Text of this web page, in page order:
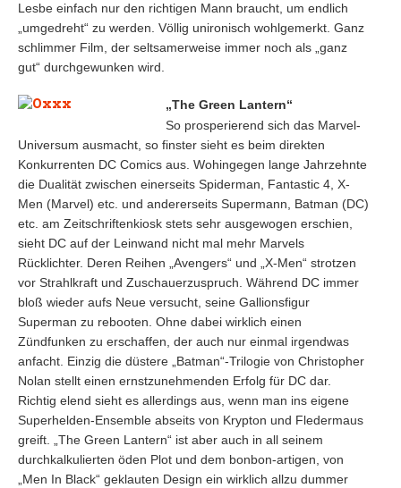
Lesbe einfach nur den richtigen Mann braucht, um endlich
„umgedreht“ zu werden. Völlig unironisch wohlgemerkt. Ganz
schlimmer Film, der seltsamerweise immer noch als „ganz
gut“ durchgewunken wird.
„The Green Lantern“
So prosperierend sich das Marvel-
Universum ausmacht, so finster sieht es beim direkten
Konkurrenten DC Comics aus. Wohingegen lange Jahrzehnte
die Dualität zwischen einerseits Spiderman, Fantastic 4, X-
Men (Marvel) etc. und andererseits Supermann, Batman (DC)
etc. am Zeitschriftenkiosk stets sehr ausgewogen erschien,
sieht DC auf der Leinwand nicht mal mehr Marvels
Rücklichter. Deren Reihen „Avengers“ und „X-Men“ strotzen
vor Strahlkraft und Zuschauerzuspruch. Während DC immer
bloß wieder aufs Neue versucht, seine Gallionsfigur
Superman zu rebooten. Ohne dabei wirklich einen
Zündfunken zu erschaffen, der auch nur einmal irgendwas
anfacht. Einzig die düstere „Batman“-Trilogie von Christopher
Nolan stellt einen ernstzunehmenden Erfolg für DC dar.
Richtig elend sieht es allerdings aus, wenn man ins eigene
Superhelden-Ensemble abseits von Krypton und Fledermaus
greift. „The Green Lantern“ ist aber auch in all seinem
durchkalkulierten öden Plot und dem bonbon-artigen, von
„Men In Black“ geklauten Design ein wirklich allzu dummer